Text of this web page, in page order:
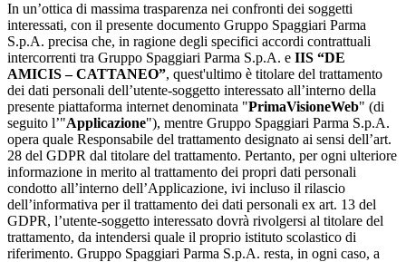
In un’ottica di massima trasparenza nei confronti dei soggetti
interessati, con il presente documento Gruppo Spaggiari Parma
S.p.A. precisa che, in ragione degli specifici accordi contrattuali
intercorrenti tra Gruppo Spaggiari Parma S.p.A. e IIS “DE
AMICIS – CATTANEO”, quest'ultimo è titolare del trattamento
dei dati personali dell’utente-soggetto interessato all’interno della
presente piattaforma internet denominata "PrimaVisioneWeb" (di
seguito l’"Applicazione"), mentre Gruppo Spaggiari Parma S.p.A.
opera quale Responsabile del trattamento designato ai sensi dell’art.
28 del GDPR dal titolare del trattamento. Pertanto, per ogni ulteriore
informazione in merito al trattamento dei propri dati personali
condotto all’interno dell’Applicazione, ivi incluso il rilascio
dell’informativa per il trattamento dei dati personali ex art. 13 del
GDPR, l’utente-soggetto interessato dovrà rivolgersi al titolare del
trattamento, da intendersi quale il proprio istituto scolastico di
riferimento. Gruppo Spaggiari Parma S.p.A. resta, in ogni caso, a